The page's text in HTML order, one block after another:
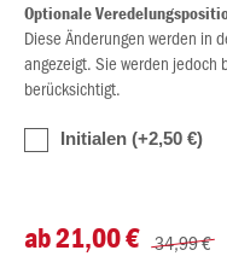
Optionale
Diese Änderungen werden in
angezeigt. Sie werden jedoch
berücksichtigt.
Initialen (+2,50 €)
ab 21,00 € 34,99 €